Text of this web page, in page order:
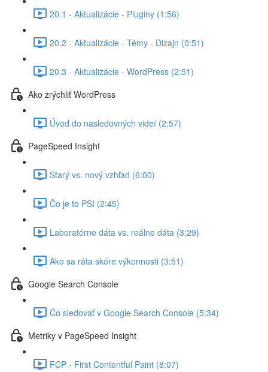
20.1 - Aktualizácie - Pluginy (1:56)
20.2 - Aktualizácie - Témy - Dizajn (0:51)
20.3 - Aktualizácie - WordPress (2:51)
Ako zrýchliť WordPress
Úvod do nasledovných videí (2:57)
PageSpeed Insight
Starý vs. nový vzhľad (6:00)
Čo je to PSI (2:45)
Laboratórne dáta vs. reálne dáta (3:29)
Ako sa ráta skóre výkonnosti (3:51)
Google Search Console
Čo sledovať v Google Search Console (5:34)
Metriky v PageSpeed Insight
FCP - First Contentful Paint (8:07)